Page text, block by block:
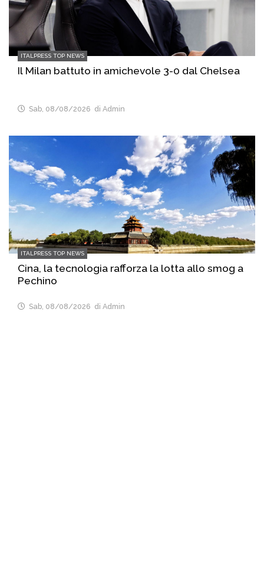
ITALPRESS TOP NEWS
Il Milan battuto in amichevole 3-0 dal Chelsea
Sab, 08/08/2026 di Admin
ITALPRESS TOP NEWS
Cina, la tecnologia rafforza la lotta allo smog a
Pechino
Sab, 08/08/2026 di Admin